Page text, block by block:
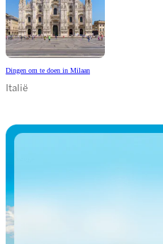
Dingen om te doen in Milaan
Italië